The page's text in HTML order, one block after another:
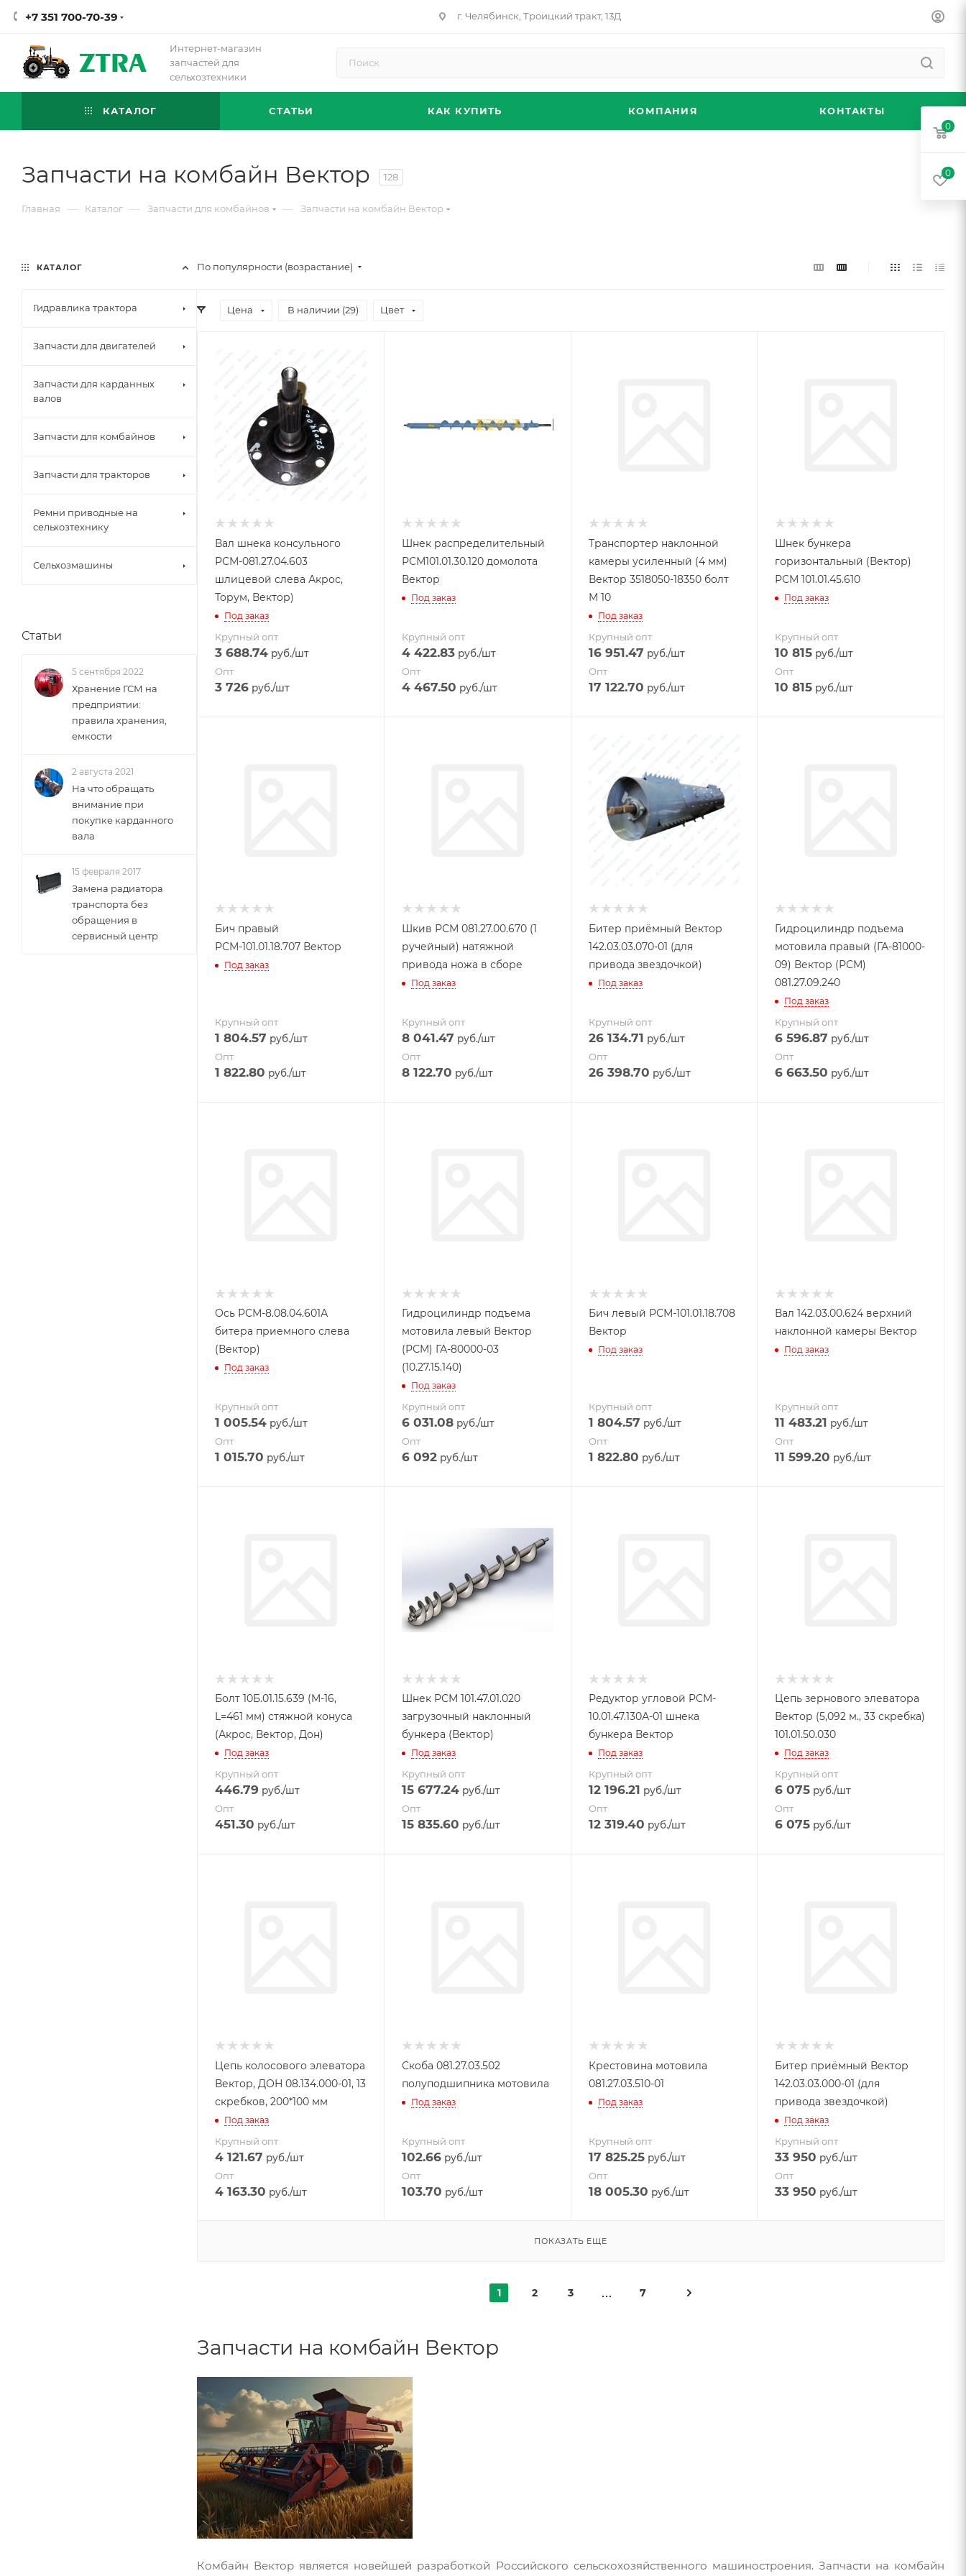
+7 351 700-70-39 г. Челябинск, Троицкий тракт, 13Д
Интернет-магазин
запчастей для
сельхозтехники
КАТАЛОГ СТАТЬИ КАК КУПИТЬ КОМПАНИЯ КОНТАКТЫ
Запчасти на комбайн Вектор 128
Главная — Каталог — Запчасти для комбайнов — Запчасти на комбайн Вектор
По популярности (возрастание)
Цена В наличии (29) Цвет
Вал шнека консульного
РСМ-081.27.04.603
шлицевой слева Акрос,
Торум, Вектор)
Под заказ
Крупный опт
3 688.74 руб./шт
Опт
3 726 руб./шт
Шнек распределительный
РСМ101.01.30.120 домолота
Вектор
Под заказ
Крупный опт
4 422.83руб./шт
Опт
4 467.50 руб./шт
Транспортер наклонной
камеры усиленный (4 мм)
Вектор 3518050-18350 болт
М 10
Под заказ
Крупный опт
16 951.47 руб./шт
Опт
17 122.70 руб./шт
Шнек бункера
горизонтальный (Вектор)
РСМ 101.01.45.610
Под заказ
Крупный опт
10 815 руб./шт
Опт
10 815 руб./шт
Бич правый
РСМ-101.01.18.707 Вектор
Под заказ
Крупный опт
1 804.57 руб./шт
Опт
1 822.80 руб./шт
Шкив РСМ 081.27.00.670 (1
ручейный) натяжной
привода ножа в сборе
Под заказ
Крупный опт
8 041.47 руб./шт
Опт
8 122.70 руб./шт
Битер приёмный Вектор
142.03.03.070-01 (для
привода звездочкой)
Под заказ
Крупный опт
26 134.71 руб./шт
Опт
26 398.70 руб./шт
Гидроцилиндр подъема
мотовила правый (ГА-81000-
09) Вектор (РСМ)
081.27.09.240
Под заказ
Крупный опт
6 596.87 руб./шт
Опт
6 663.50 руб./шт
Ось РСМ-8.08.04.601А
битера приемного слева
(Вектор)
Под заказ
Крупный опт
1 005.54 руб./шт
Опт
1 015.70 руб./шт
Гидроцилиндр подъема
мотовила левый Вектор
(РСМ) ГА-80000-03
(10.27.15.140)
Под заказ
Крупный опт
6 031.08руб./шт
Опт
6 092руб./шт
Бич левый РСМ-101.01.18.708
Вектор
Под заказ
Крупный опт
1 804.57 руб./шт
Опт
1 822.80 руб./шт
Вал 142.03.00.624 верхний
наклонной камеры Вектор
Под заказ
Крупный опт
11 483.21 руб./шт
Опт
11 599.20 руб./шт
Болт 10Б.01.15.639 (M-16,
L=461 мм) стяжной конуса
(Акрос, Вектор, Дон)
Под заказ
Крупный опт
446.79 руб./шт
Опт
451.30 руб./шт
Шнек РСМ 101.47.01.020
загрузочный наклонный
бункера (Вектор)
Под заказ
Крупный опт
15 677.24руб./шт
Опт
15 835.60 руб./шт
Редуктор угловой PCM-
10.01.47.130А-01 шнека
бункера Вектор
Под заказ
Крупный опт
12 196.21 руб./шт
Опт
12 319.40 руб./шт
Цепь зернового элеватора
Вектор (5,092 м., 33 скребка)
101.01.50.030
Под заказ
Крупный опт
6 075 руб./шт
Опт
6 075 руб./шт
Цепь колосового элеватора
Вектор, ДОН 08.134.000-01, 13
скребков, 200*100 мм
Под заказ
Крупный опт
4 121.67 руб./шт
Опт
4 163.30 руб./шт
Скоба 081.27.03.502
полуподшипника мотовила
Под заказ
Крупный опт
102.66руб./шт
Опт
103.70 руб./шт
Крестовина мотовила
081.27.03.510-01
Под заказ
Крупный опт
17 825.25руб./шт
Опт
18 005.30 руб./шт
Битер приёмный Вектор
142.03.03.000-01 (для
привода звездочкой)
Под заказ
Крупный опт
33 950 руб./шт
Опт
33 950 руб./шт
ПОКАЗАТЬ ЕЩЕ
1 2 3 7
Запчасти на комбайн Вектор
Комбайн Вектор является новейшей разработкой Российского сельскохозяйственного машиностроения. Запчасти на комбайн
КАТАЛОГ
Гидравлика трактора
Запчасти для двигателей
Запчасти для карданных
валов
Запчасти для комбайнов
Запчасти для тракторов
Ремни приводные на
сельхозтехнику
Сельхозмашины
Статьи
5 сентября 2022
Хранение ГСМ на
предприятии:
правила хранения,
емкости
2 августа 2021
На что обращать
внимание при
покупке карданного
вала
15 февраля 2017
Замена радиатора
транспорта без
обращения в
сервисный центр
0
0